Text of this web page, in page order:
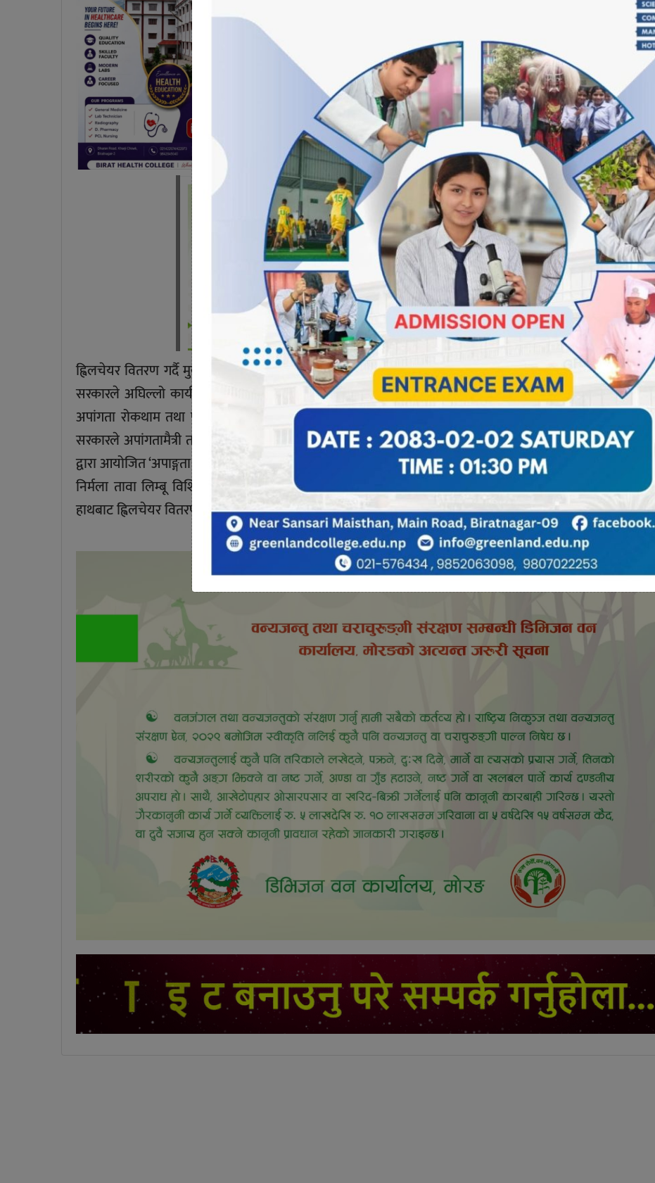
ह्विलचेयर वितरण गर्दै मुख्यमन्त्री कार्कीले अपांगता रोकथामका लागि स्वास्थ्य सचेतना आवस्यक रहेकोमा जोड दिए। प्रदेश
सरकारले अघिल्लो कार्यकालदेखि नै सामाजिक विकास मन्त्रालय, करुणा फाउण्डेसन र स्थानीयतहरुवीचको साझेदारीमा
अपांगता रोकथाम तथा पुर्नस्थापना कार्यक्रम सञ्चालन गरिरहेको बताए। उनले अपांगता भएका व्यक्तिहरुलाई लक्षित गरेर
सरकारले अपांगतामैत्री तथा भवन पूर्वाधार निर्माणका लागि नीतिगत व्यवस्था गरेको बताए। बिराटनगर । करुणा फाउन्डेसन
द्वारा आयोजित ‘अपाङ्गता रोकथाम तथा पुन:स्थापना कार्यक्रम अन्तर्गत ह्विलचेयर वितरण कार्यक्रममा प्रदेश १ कि स्वस्थ्य मन्त्री
निर्मला तावा लिम्बू विशिष्ट अतिथिको रूपमा सहभागी हुनु भएकोछ। नागरिकहरुलाई प्रमुख अतिथि र विशिष्ट अतिथि काे
हाथबाट ह्विलचेयर वितरण गरेका थिए।